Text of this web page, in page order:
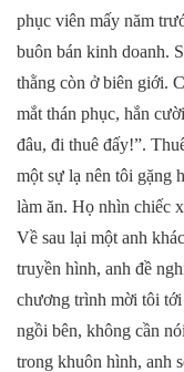
phục viên mấy năm
buôn bán kinh doanh.
thằng còn ở biên giới.
mắt thán phục, hắn
đâu, đi thuê đấy!”.
một sự lạ nên tôi gặng
làm ăn. Họ nhìn chiếc
Về sau lại một anh
truyền hình, anh đề
chương trình mời tôi
ngồi bên, không cần
trong khuôn hình, anh